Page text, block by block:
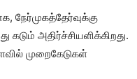
நேர்முகத்தேர்வுக்கு
அதிர்ச்சியளிக்கிறது.
முறைகேடுகள்